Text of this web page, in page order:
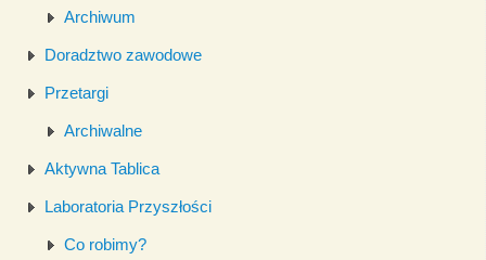
Archiwum
Doradztwo zawodowe
Przetargi
Archiwalne
Aktywna Tablica
Laboratoria Przyszłości
Co robimy?